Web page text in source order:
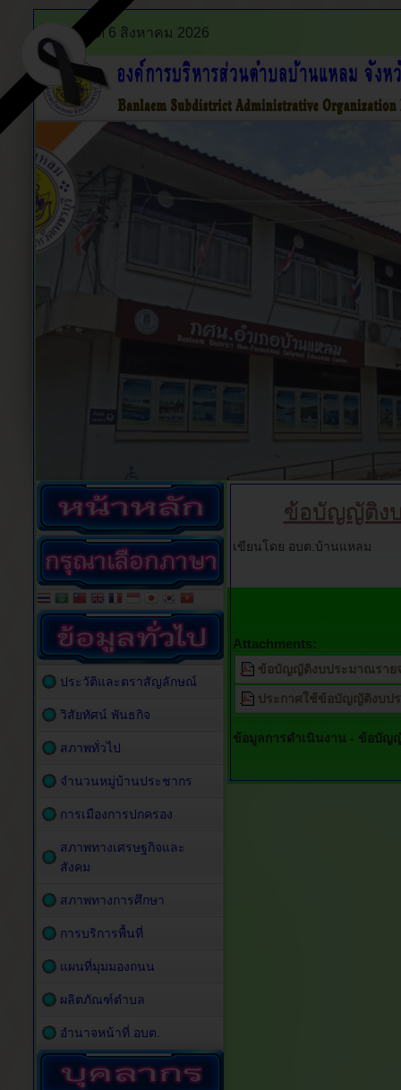
พฤหัสบดี 6 สิงหาคม 2026
ข้อบัญญัติง
เขียนโดย อบต.บ้านแหลม
Attachments:
ข้อบัญญัติงบประมาณราย
ประกาศใช้ข้อบัญญัติงบป
ข้อมูลการดำเนินงาน - ข้อบัญ
ประวัติและตราสัญลักษณ์
วิสัยทัศน์ พันธกิจ
สภาพทั่วไป
จำนวนหมู่บ้านประชากร
การเมืองการปกครอง
สภาพทางเศรษฐกิจและ
สังคม
สภาพทางการศึกษา
การบริการพื้นที่
แผนที่มุมมองถนน
ผลิตภัณฑ์ตำบล
อำนาจหน้าที่ อบต.